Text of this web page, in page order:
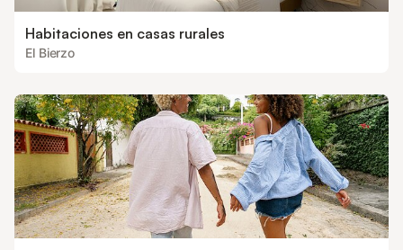
Habitaciones en casas rurales
El Bierzo